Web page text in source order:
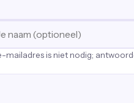
mailadres is niet nodig;